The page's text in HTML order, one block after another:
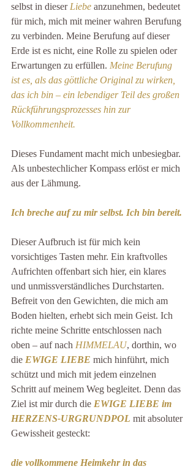
selbst in dieser Liebe anzunehmen, bedeutet
für mich, mich mit meiner wahren Berufung
zu verbinden. Meine Berufung auf dieser
Erde ist es nicht, eine Rolle zu spielen oder
Erwartungen zu erfüllen. Meine Berufung
ist es, als das göttliche Original zu wirken,
das ich bin – ein lebendiger Teil des großen
Rückführungsprozesses hin zur
Vollkommenheit.
Dieses Fundament macht mich unbesiegbar.
Als unbestechlicher Kompass erlöst er mich
aus der Lähmung.
Ich breche auf zu mir selbst. Ich bin bereit.
Dieser Aufbruch ist für mich kein
vorsichtiges Tasten mehr. Ein kraftvolles
Aufrichten offenbart sich hier, ein klares
und unmissverständliches Durchstarten.
Befreit von den Gewichten, die mich am
Boden hielten, erhebt sich mein Geist. Ich
richte meine Schritte entschlossen nach
oben – auf nach HIMMELAU, dorthin, wo
die EWIGE LIEBE mich hinführt, mich
schützt und mich mit jedem einzelnen
Schritt auf meinem Weg begleitet. Denn das
Ziel ist mir durch die EWIGE LIEBE im
HERZENS-URGRUNDPOL mit absoluter
Gewissheit gesteckt:
die vollkommene Heimkehr in das